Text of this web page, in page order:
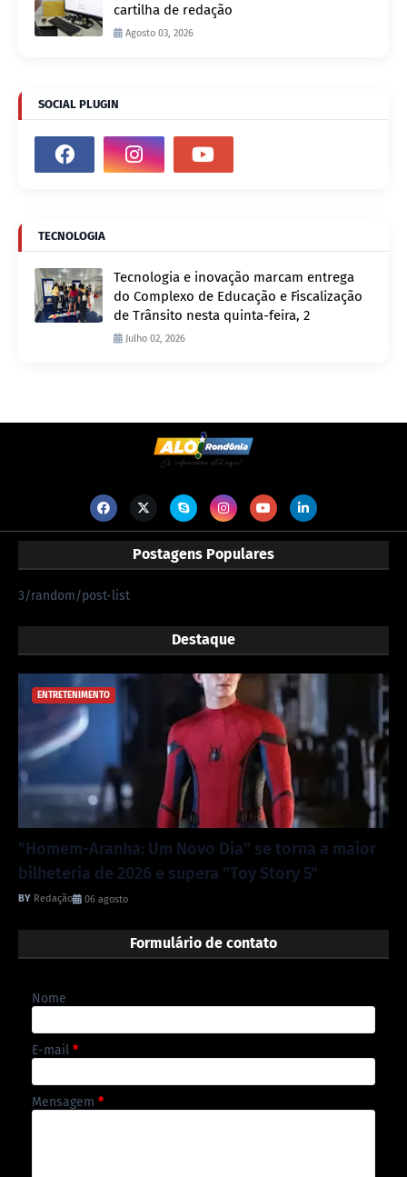
cartilha de redação
Agosto 03, 2026
SOCIAL PLUGIN
TECNOLOGIA
Tecnologia e inovação marcam entrega
do Complexo de Educação e Fiscalização
de Trânsito nesta quinta-feira, 2
Julho 02, 2026
Postagens Populares
3/random/post-list
Destaque
ENTRETENIMENTO
"Homem-Aranha: Um Novo Dia" se torna a maior
bilheteria de 2026 e supera "Toy Story 5"
Redação 06 agosto
Formulário de contato
Nome
E-mail *
Mensagem *